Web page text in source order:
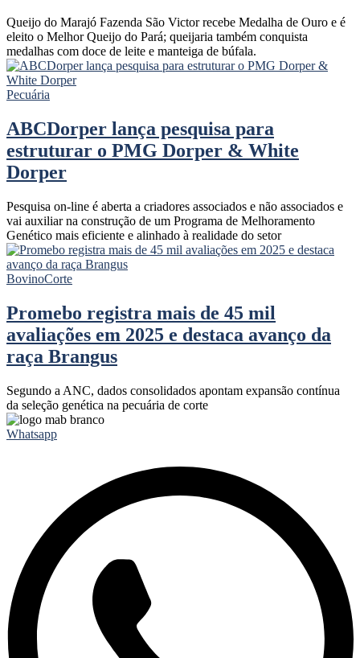
Queijo do Marajó Fazenda São Victor recebe Medalha de Ouro e é
eleito o Melhor Queijo do Pará; queijaria também conquista
medalhas com doce de leite e manteiga de búfala.
Pecuária
ABCDorper lança pesquisa para
estruturar o PMG Dorper & White
Dorper
Pesquisa on-line é aberta a criadores associados e não associados e
vai auxiliar na construção de um Programa de Melhoramento
Genético mais eficiente e alinhado à realidade do setor
BovinoCorte
Promebo registra mais de 45 mil
avaliações em 2025 e destaca avanço da
raça Brangus
Segundo a ANC, dados consolidados apontam expansão contínua
da seleção genética na pecuária de corte
Whatsapp